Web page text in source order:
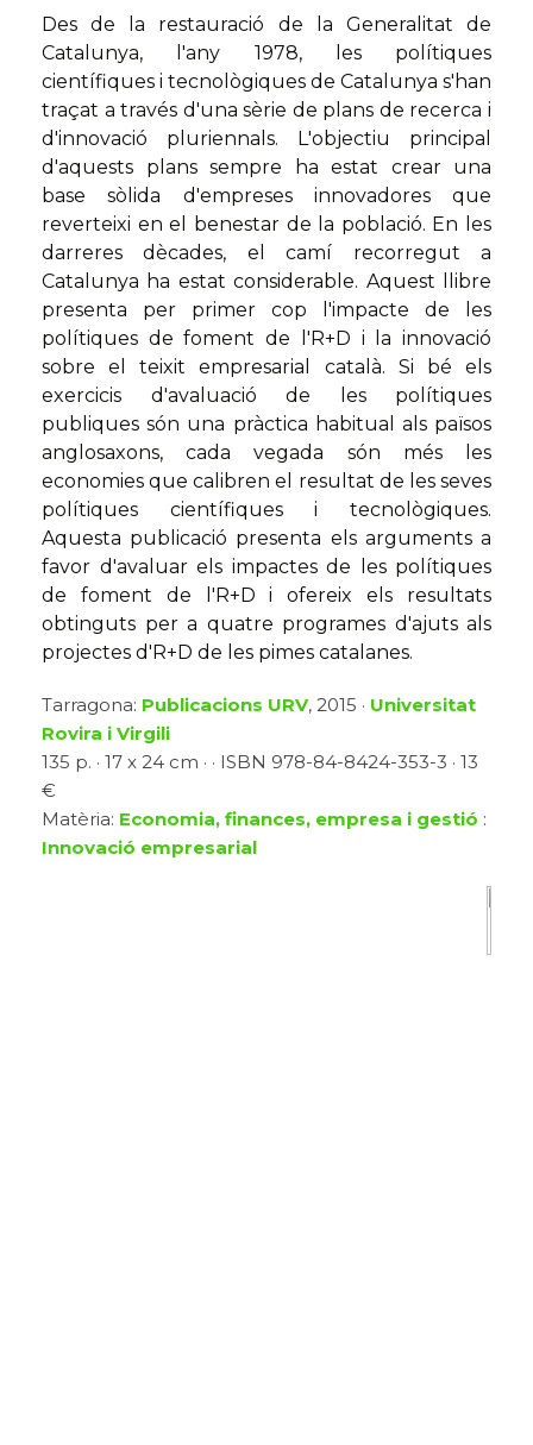
Des de la restauració de la Generalitat de
Catalunya, l'any 1978, les polítiques
científiques i tecnològiques de Catalunya s'han
traçat a través d'una sèrie de plans de recerca i
d'innovació pluriennals. L'objectiu principal
d'aquests plans sempre ha estat crear una
base sòlida d'empreses innovadores que
reverteixi en el benestar de la població. En les
darreres dècades, el camí recorregut a
Catalunya ha estat considerable. Aquest llibre
presenta per primer cop l'impacte de les
polítiques de foment de l'R+D i la innovació
sobre el teixit empresarial català. Si bé els
exercicis d'avaluació de les polítiques
publiques són una pràctica habitual als països
anglosaxons, cada vegada són més les
economies que calibren el resultat de les seves
polítiques científiques i tecnològiques.
Aquesta publicació presenta els arguments a
favor d'avaluar els impactes de les polítiques
de foment de l'R+D i ofereix els resultats
obtinguts per a quatre programes d'ajuts als
projectes d'R+D de les pimes catalanes.
Tarragona: Publicacions URV, 2015 · Universitat
Rovira i Virgili
135 p. · 17 x 24 cm · · ISBN 978-84-8424-353-3 · 13
€
Matèria: Economia, finances, empresa i gestió :
Innovació empresarial